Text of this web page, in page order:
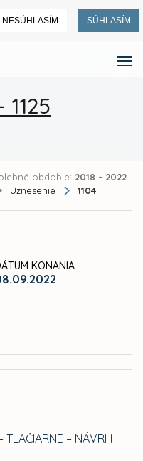
NESÚHLASÍM SÚHLASÍM
1125
obdobie: 2018 - 2022
Uznesenie 1104
KONANIA:
TLAČIARNE – NÁVRH